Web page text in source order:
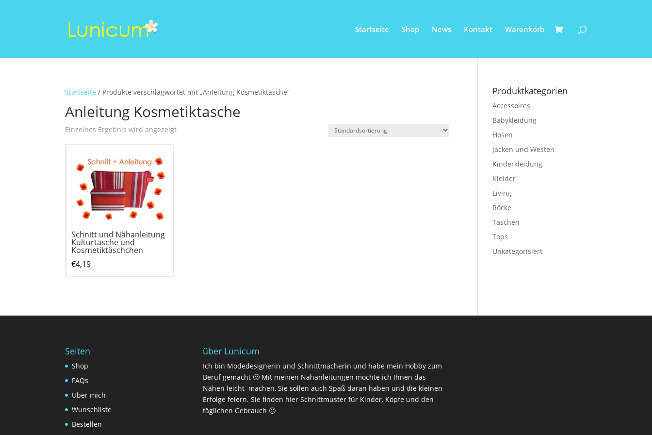
Startseite Shop News Kontakt Warenkorb
Startseite / Produkte verschlagwortet mit „Anleitung Kosmetiktasche“
Anleitung Kosmetiktasche
Einzelnes Ergebnis wird angezeigt
Schnitt und Nähanleitung
Kulturtasche und
Kosmetiktäschchen
€4,19
Produktkategorien
Accessoires
Babykleidung
Hosen
Jacken und Westen
Kinderkleidung
Kleider
Living
Röcke
Taschen
Tops
Unkategorisiert
Seiten
Shop
FAQs
Über mich
Wunschliste
Bestellen
über Lunicum
Ich bin Modedesignerin und Schnittmacherin und habe mein Hobby zum
Beruf gemacht 🙂 Mit meinen Nähanleitungen möchte ich Ihnen das
Nähen leicht machen, Sie sollen auch Spaß daran haben und die kleinen
Erfolge feiern. Sie finden hier Schnittmuster für Kinder, Köpfe und den
täglichen Gebrauch 🙂